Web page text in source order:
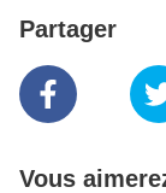
Partager
Vous